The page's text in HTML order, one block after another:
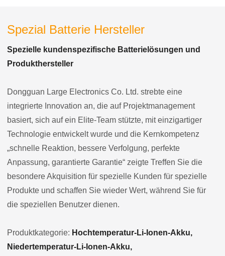
Spezial Batterie Hersteller
Spezielle kundenspezifische Batterielösungen und
Produkthersteller
Dongguan Large Electronics Co. Ltd. strebte eine
integrierte Innovation an, die auf Projektmanagement
basiert, sich auf ein Elite-Team stützte, mit einzigartiger
Technologie entwickelt wurde und die Kernkompetenz
„schnelle Reaktion, bessere Verfolgung, perfekte
Anpassung, garantierte Garantie“ zeigte Treffen Sie die
besondere Akquisition für spezielle Kunden für spezielle
Produkte und schaffen Sie wieder Wert, während Sie für
die speziellen Benutzer dienen.
Produktkategorie: Hochtemperatur-Li-Ionen-Akku,
Niedertemperatur-Li-Ionen-Akku,